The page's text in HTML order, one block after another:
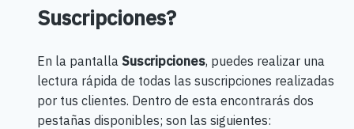
Suscripciones?
En la pantalla Suscripciones, puedes realizar una
lectura rápida de todas las suscripciones realizadas
por tus clientes. Dentro de esta encontrarás dos
pestañas disponibles; son las siguientes: